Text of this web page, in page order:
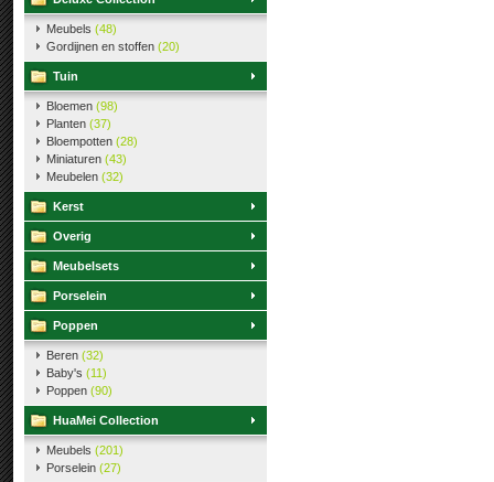
Meubels (48)
Gordijnen en stoffen (20)
Tuin
Bloemen (98)
Planten (37)
Bloempotten (28)
Miniaturen (43)
Meubelen (32)
Kerst
Overig
Meubelsets
Porselein
Poppen
Beren (32)
Baby's (11)
Poppen (90)
HuaMei Collection
Meubels (201)
Porselein (27)